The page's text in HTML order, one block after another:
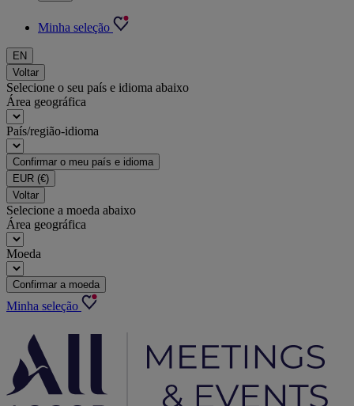
Minha seleção
EN
Voltar
Selecione o seu país e idioma abaixo
Área geográfica
País/região-idioma
Confirmar o meu país e idioma
EUR (€)
Voltar
Selecione a moeda abaixo
Área geográfica
Moeda
Confirmar a moeda
Minha seleção